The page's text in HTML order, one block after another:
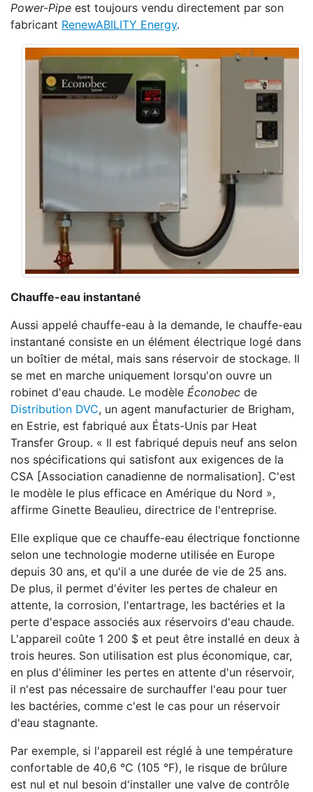
Power-Pipe est toujours vendu directement par son
fabricant RenewABILITY Energy.
Chauffe-eau instantané
Aussi appelé chauffe-eau à la demande, le chauffe-eau
instantané consiste en un élément électrique logé dans
un boîtier de métal, mais sans réservoir de stockage. Il
se met en marche uniquement lorsqu'on ouvre un
robinet d'eau chaude. Le modèle Éconobec de
Distribution DVC, un agent manufacturier de Brigham,
en Estrie, est fabriqué aux États-Unis par Heat
Transfer Group. « Il est fabriqué depuis neuf ans selon
nos spécifications qui satisfont aux exigences de la
CSA [Association canadienne de normalisation]. C'est
le modèle le plus efficace en Amérique du Nord »,
affirme Ginette Beaulieu, directrice de l'entreprise.
Elle explique que ce chauffe-eau électrique fonctionne
selon une technologie moderne utilisée en Europe
depuis 30 ans, et qu'il a une durée de vie de 25 ans.
De plus, il permet d'éviter les pertes de chaleur en
attente, la corrosion, l'entartrage, les bactéries et la
perte d'espace associés aux réservoirs d'eau chaude.
L'appareil coûte 1 200 $ et peut être installé en deux à
trois heures. Son utilisation est plus économique, car,
en plus d'éliminer les pertes en attente d'un réservoir,
il n'est pas nécessaire de surchauffer l'eau pour tuer
les bactéries, comme c'est le cas pour un réservoir
d'eau stagnante.
Par exemple, si l'appareil est réglé à une température
confortable de 40,6 °C (105 °F), le risque de brûlure
est nul et nul besoin d'installer une valve de contrôle